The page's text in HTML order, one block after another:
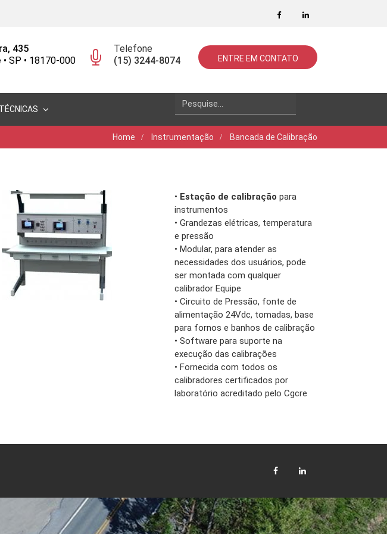
435
SP • 18170-000
Telefone
(15) 3244-8074
ENTRE EM CONTATO
Search
for:
Home Instrumentação Bancada de Calibração
• Estação de calibração para
instrumentos
• Grandezas elétricas, temperatura
e pressão
• Modular, para atender as
necessidades dos usuários, pode
ser montada com qualquer
calibrador Equipe
• Circuito de Pressão, fonte de
alimentação 24Vdc, tomadas, base
para fornos e banhos de calibração
• Software para suporte na
execução das calibrações
• Fornecida com todos os
calibradores certificados por
laboratório acreditado pelo Cgcre